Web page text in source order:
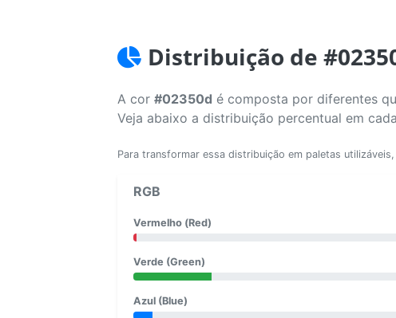
Distribuição de
A cor #02350d é composta por diferentes
Veja abaixo a distribuição percentual em
Para transformar essa distribuição em paletas
RGB
Vermelho (Red)
Verde (Green)
Azul (Blue)